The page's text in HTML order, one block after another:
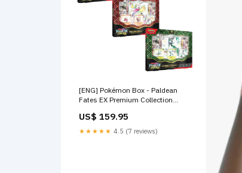
[ENG] Pokémon Box - Paldean
Fates EX Premium Collection
US$ 159.95
★★★★★ 4.5 (7 reviews)